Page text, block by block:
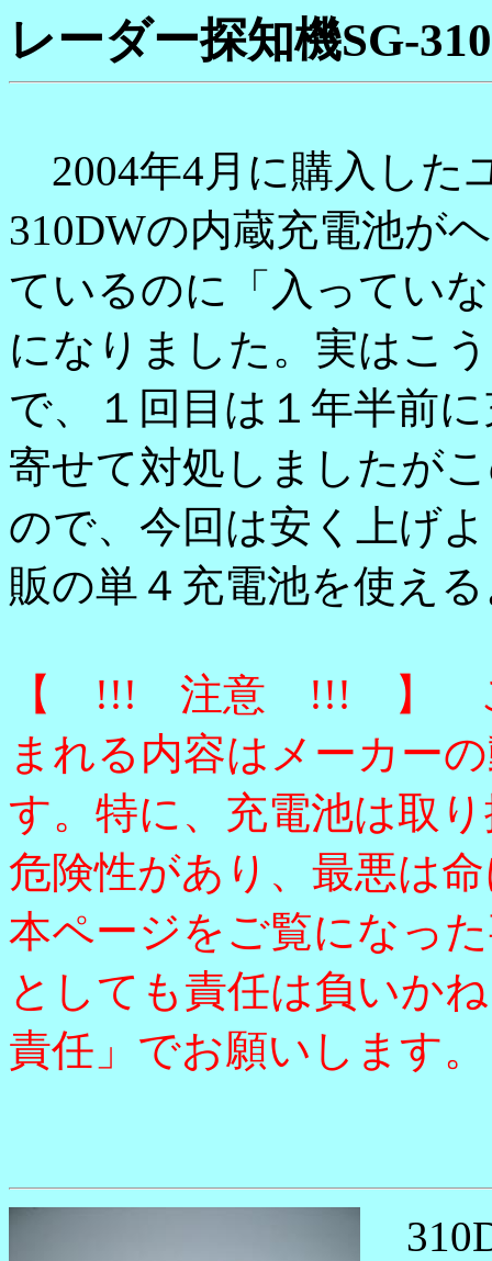
レーダー探知機SG-
2004年4月に購入した
310DWの内蔵充電池が
ているのに「入ってい
になりました。実はこ
で、１回目は１年半前
寄せて対処しましたが
ので、今回は安く上げ
販の単４充電池を使え
【 !!! 注意 !!! 】 こ
まれる内容はメーカー
す。特に、充電池は取
危険性があり、最悪は
本ページをご覧になっ
としても責任は負いか
責任」でお願いします。